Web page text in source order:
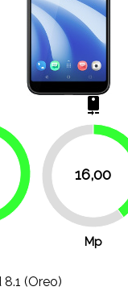
camera_rear
16,00
60%
Mp
(Oreo)